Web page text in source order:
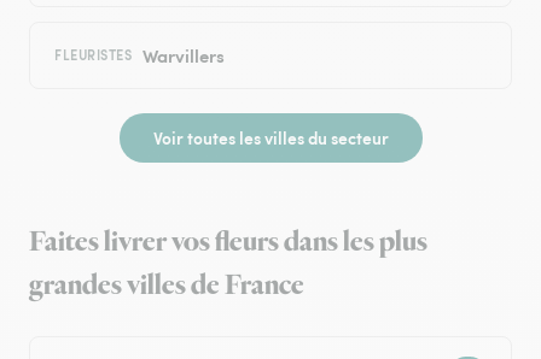
FLEURISTES Warvillers
Voir toutes les villes du secteur
Faites livrer vos fleurs dans les plus
grandes villes de France